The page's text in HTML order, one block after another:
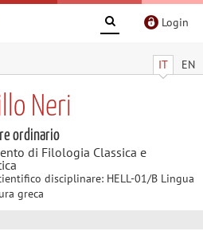
Login
IT EN
Neri
ordinario
di Filologia Classica e
disciplinare: HELL-01/B Lingua
greca